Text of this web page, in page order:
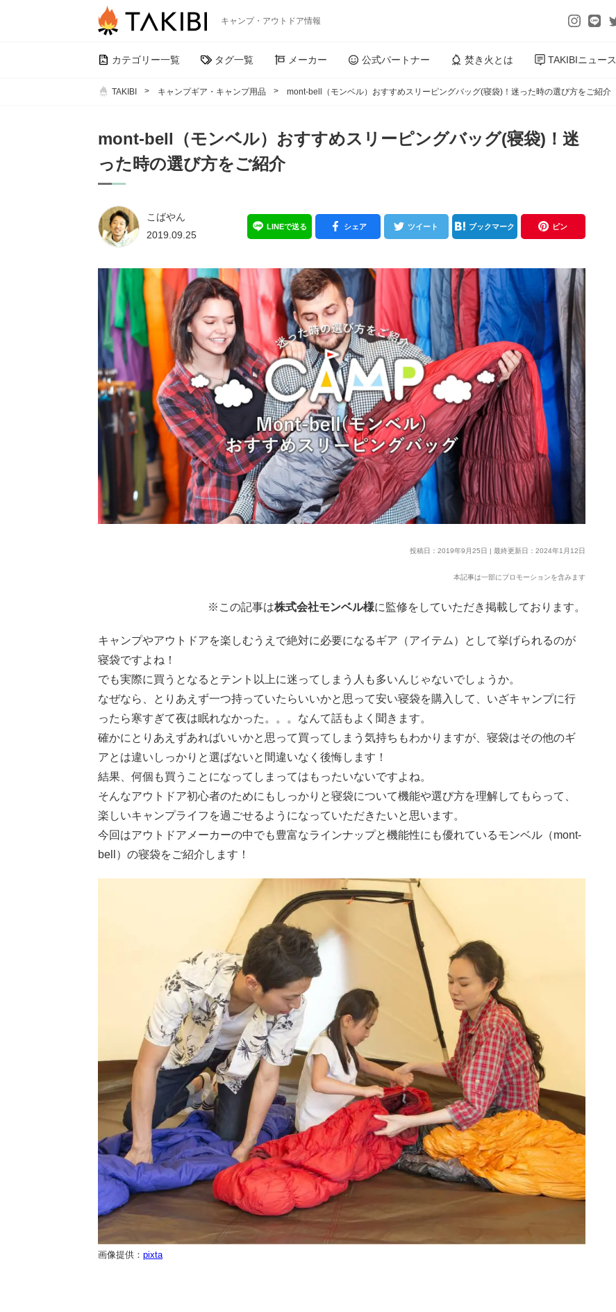
キャンプ・アウトドア情報
カテゴリー一覧 タグ一覧 メーカー 公式パートナー 焚き火とは TAKIBIニュース
TAKIBI キャンプギア・キャンプ用品 mont-bell（モンベル）おすすめスリーピングバッグ(寝袋)！迷った時の選び方をご紹介
mont-bell（モンベル）おすすめスリーピングバッグ(寝袋)！迷
った時の選び方をご紹介
こばやん
2019.09.25
LINEで送る シェア ツイート ブックマーク ピン
投稿日：2019年9月25日 | 最終更新日：2024年1月12日
本記事は一部にプロモーションを含みます
※この記事は株式会社モンベル様に監修をしていただき掲載しております。
キャンプやアウトドアを楽しむうえで絶対に必要になるギア（アイテム）として挙げられるのが
寝袋ですよね！
でも実際に買うとなるとテント以上に迷ってしまう人も多いんじゃないでしょうか。
なぜなら、とりあえず一つ持っていたらいいかと思って安い寝袋を購入して、いざキャンプに行
ったら寒すぎて夜は眠れなかった。。。なんて話もよく聞きます。
確かにとりあえずあればいいかと思って買ってしまう気持ちもわかりますが、寝袋はその他のギ
アとは違いしっかりと選ばないと間違いなく後悔します！
結果、何個も買うことになってしまってはもったいないですよね。
そんなアウトドア初心者のためにもしっかりと寝袋について機能や選び方を理解してもらって、
楽しいキャンプライフを過ごせるようになっていただきたいと思います。
今回はアウトドアメーカーの中でも豊富なラインナップと機能性にも優れているモンベル（mont-
bell）の寝袋をご紹介します！
画像提供： pixta